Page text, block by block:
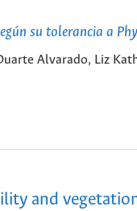
su tolerancia a
Alvarado, Liz
and